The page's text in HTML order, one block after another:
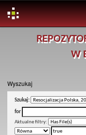
W
Wyszukaj
Szukaj:
for
Aktualne filtry: